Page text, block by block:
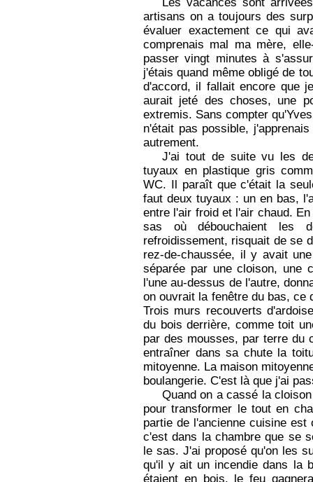
artisans on a toujours des
évaluer exactement ce qui
comprenais mal ma mère,
passer vingt minutes à
j'étais quand même obligé de
d'accord, il fallait encore que
aurait jeté des choses, une
extremis. Sans compter
n'était pas possible,
autrement.
J'ai tout de suite vu les
tuyaux en plastique gris
WC. Il paraît que c'était la
faut deux tuyaux : un en bas,
entre l'air froid et l'air chaud.
sas où débouchaient les
refroidissement, risquait de se
rez-de-chaussée, il y avait
séparée par une cloison, une
l'une au-dessus de l'autre,
on ouvrait la fenêtre du bas, ce
Trois murs recouverts
du bois derrière, comme toit
par des mousses, par terre du
entraîner dans sa chute la
mitoyenne. La maison
boulangerie. C'est là que j'ai
Quand on a cassé la
pour transformer le tout en
partie de l'ancienne cuisine est
c'est dans la chambre que se
le sas. J'ai proposé qu'on les
qu'il y ait un incendie dans la
étaient en bois, le feu